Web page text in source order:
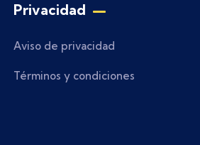
Privacidad
Aviso de privacidad
Términos y condiciones